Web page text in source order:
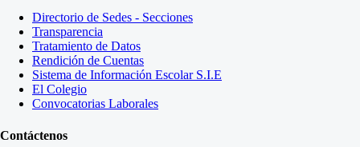
Directorio de Sedes - Secciones
Transparencia
Tratamiento de Datos
Rendición de Cuentas
Sistema de Información Escolar S.I.E
El Colegio
Convocatorias Laborales
Contáctenos